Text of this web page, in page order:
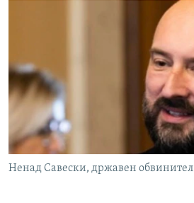
Ненад Савески, државен обвинител